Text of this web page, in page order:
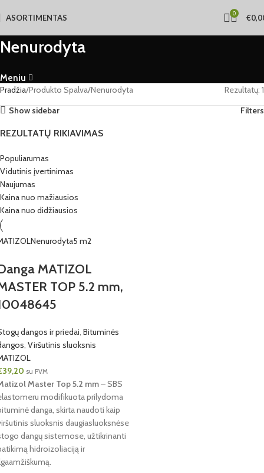
ASORTIMENTAS 0 €
Nenurodyta
Meniu
Pradžia Produkto Spalva Nenurodyta
Rezultatų: 1
Show sidebar
Filters
REZULTATŲ RIKIAVIMAS
Populiarumas
Vidutinis įvertinimas
Naujumas
Kaina nuo mažiausios
Kaina nuo didžiausios
Nenurodyta5 m2
MATIZOL
TOP 5.2 mm,
dangos ir priedai, Bituminės
, Viršutinis sluoksnis
39,20 su PVM
Master Top 5.2 mm– SBS
modifikuota prilydoma
danga, skirta naudoti kaip
sluoksnis daugiasluoksnėse
dangų sistemose, užtikrinanti
hidroizoliaciją ir